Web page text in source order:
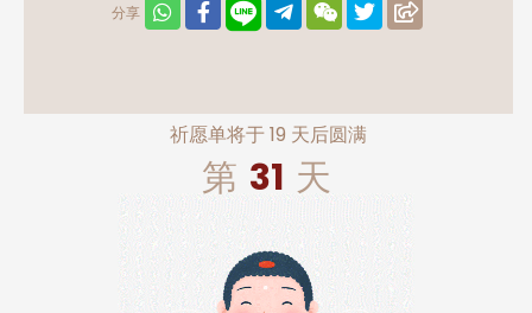
分享
祈愿单将于19 天后圆满
第 31 天